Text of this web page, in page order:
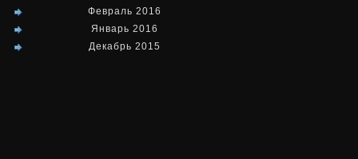
Февраль 2016
Январь 2016
Декабрь 2015